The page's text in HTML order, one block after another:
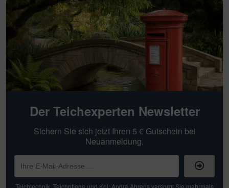
Der Teichexperten Newsletter
Sichern Sie sich jetzt Ihren 5 € Gutschein bei
Neuanmeldung.
Teichtechnik, Teichpflege und Koi: André Ahrens versorgt Sie mehrmals